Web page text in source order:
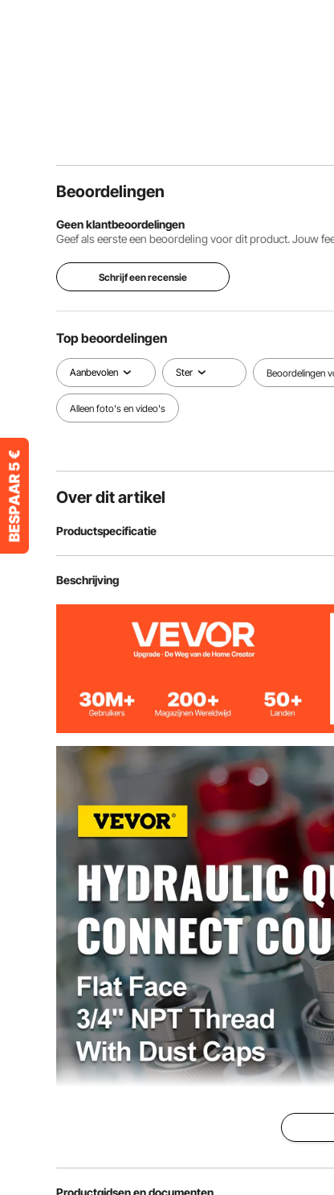
Beoordelingen
Geen klantbeoordelingen
Geef als eerste een beoordeling voor dit product. Jouw
Schrijf een recensie
Top beoordelingen
Aanbevolen Ster Beoordelingen
Alleen foto's en video's
Over dit artikel
Productspecificatie
Lichaamsgrootte
Nominale druk van staal
Nominale stroom 106 l/min
Temperatuurbereik (getal)
Temperatuurbereik (Fkm) -
Beschrijving
Productgidsen en documenten